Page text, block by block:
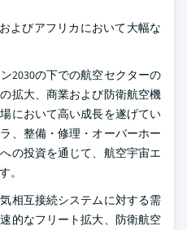
よびアフリカにおいて大幅な
2030の下での航空セクターの
拡大、商業および防衛航空機
において高い成長を遂げてい
、整備・修理・オーバーホー
の投資を通じて、航空宇宙エ
。
相互接続システムに対する需
的なフリート拡大、防衛航空